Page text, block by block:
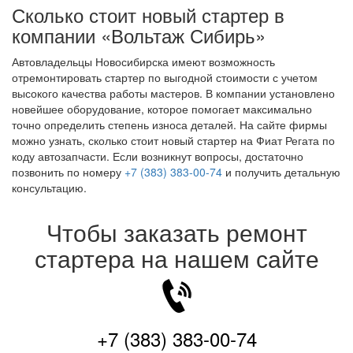
Сколько стоит новый стартер в
компании «Вольтаж Сибирь»
Автовладельцы Новосибирска имеют возможность
отремонтировать стартер по выгодной стоимости с учетом
высокого качества работы мастеров. В компании установлено
новейшее оборудование, которое помогает максимально
точно определить степень износа деталей. На сайте фирмы
можно узнать, сколько стоит новый стартер на Фиат Регата по
коду автозапчасти. Если возникнут вопросы, достаточно
позвонить по номеру +7 (383) 383-00-74 и получить детальную
консультацию.
Чтобы заказать ремонт
стартера на нашем сайте
+7 (383) 383-00-74